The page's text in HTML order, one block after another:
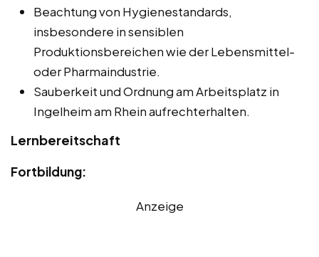
Beachtung von Hygienestandards,
insbesondere in sensiblen
Produktionsbereichen wie der Lebensmittel-
oder Pharmaindustrie.
Sauberkeit und Ordnung am Arbeitsplatz in
Ingelheim am Rhein aufrechterhalten.
Lernbereitschaft
Fortbildung:
Anzeige